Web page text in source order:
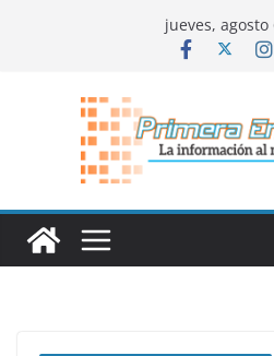
jueves, agosto